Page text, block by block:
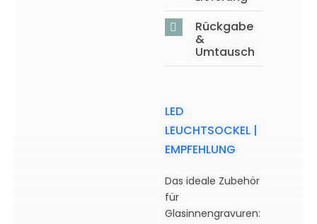
Rückgabe
&
Umtausch
LED
LEUCHTSOCKEL |
EMPFEHLUNG
Das ideale Zubehör
für
Glasinnengravuren: